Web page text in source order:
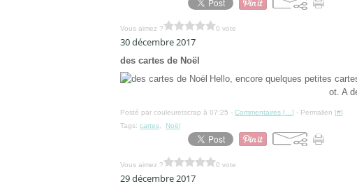
Vous aimez ? 0 vote
30 décembre 2017
des cartes de Noël
Hello, encore quelques petites
ot. A
Posté par couleuretscrap à 07:25 - Commentaires [ ] - Permalien [#]
Tags: cartes Noël
Vous aimez ? 0 vote
29 décembre 2017